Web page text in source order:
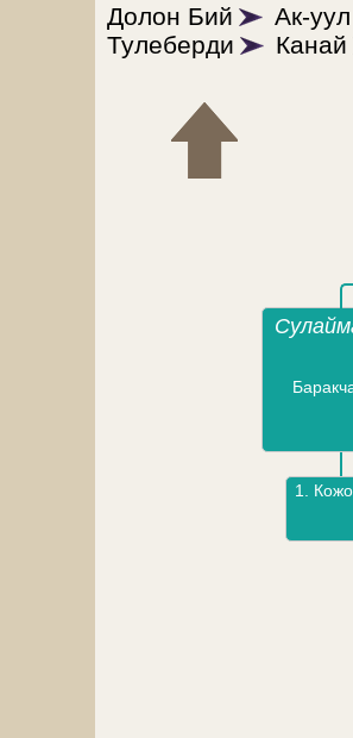
Долон Бий Ак-уул
Тулеберди
Канай
1.